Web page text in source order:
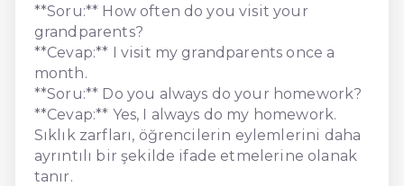
**Soru:** How often do you visit your
grandparents?
**Cevap:** I visit my grandparents once a
month.
**Soru:** Do you always do your homework?
**Cevap:** Yes, I always do my homework.
Sıklık zarfları, öğrencilerin eylemlerini daha
ayrıntılı bir şekilde ifade etmelerine olanak
tanır.